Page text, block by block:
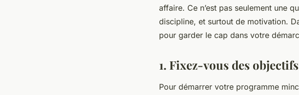
affaire. Ce n’est pas seulement une
discipline, et surtout de motivation.
pour garder le cap dans votre
1. Fixez-vous des
Pour démarrer votre programme